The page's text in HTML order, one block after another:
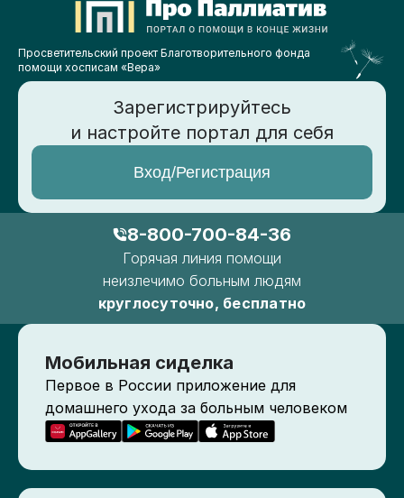
Просветительский проект Благотворительного фонда
помощи хосписам «Вера»
Зарегистрируйтесь
и настройте портал для себя
Вход/Регистрация
8-800-700-84-36
Горячая линия помощи
неизлечимо больным людям
круглосуточно, бесплатно
Мобильная сиделка
Первое в России приложение для
домашнего ухода за больным человеком